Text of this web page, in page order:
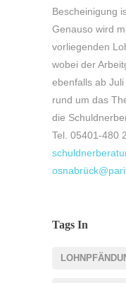
Bescheinigung
Genauso wird
vorliegenden
wobei der
ebenfalls ab
rund um das
die
Tel. 05401-480
Tags In